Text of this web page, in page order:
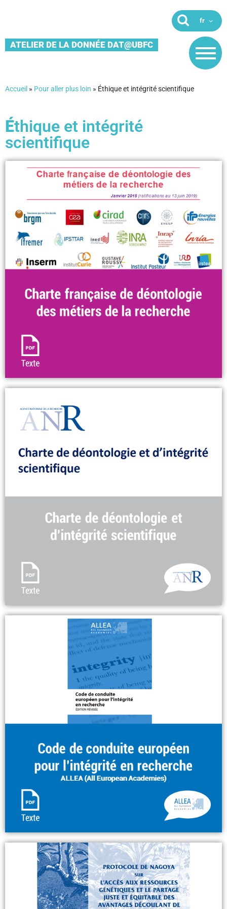
ATELIER DE LA DONNÉE DAT@UBFC
Accueil » Pour aller plus loin » Éthique et intégrité scientifique
Éthique et intégrité
scientifique